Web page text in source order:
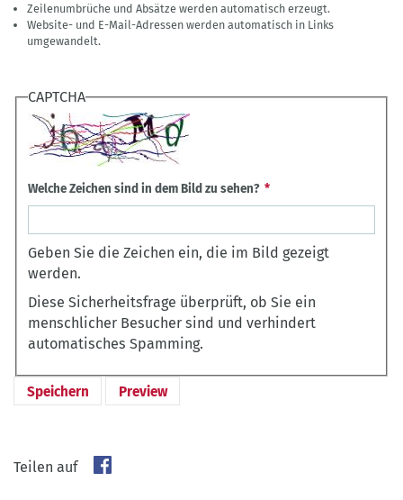
Zeilenumbrüche und Absätze werden automatisch erzeugt.
Website- und E-Mail-Adressen werden automatisch in Links
umgewandelt.
CAPTCHA
Welche Zeichen sind in dem Bild zu sehen?
Geben Sie die Zeichen ein, die im Bild gezeigt
werden.
Diese Sicherheitsfrage überprüft, ob Sie ein
menschlicher Besucher sind und verhindert
automatisches Spamming.
Teilen auf